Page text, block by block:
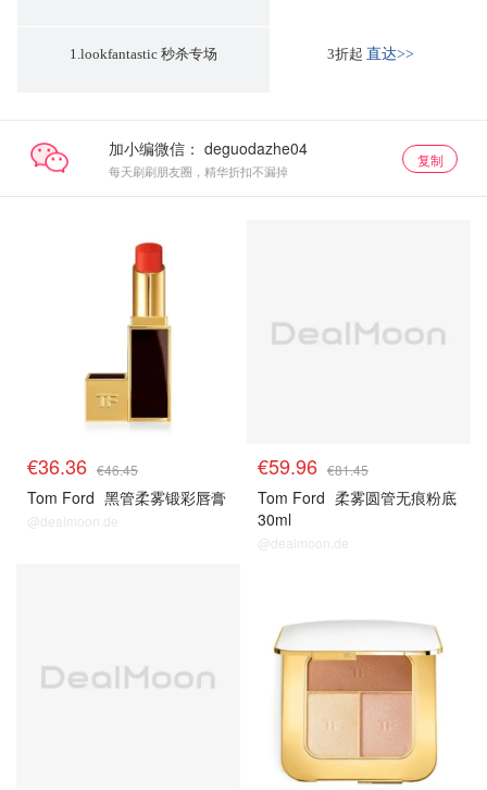
1.lookfantastic 秒杀专场 3折起 直达>>
加小编微信：
每天刷刷朋友圈，精华折扣不漏掉
复制
€36.36 €46.45
Tom Ford 黑管柔雾锻彩唇膏
@dealmoon.de
€59.96 €81.45
Tom Ford 柔雾圆管无痕粉底
30ml
@dealmoon.de